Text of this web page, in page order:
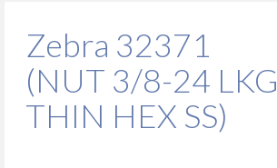
Zebra 32371
(NUT 3/8-24 LKG
THIN HEX SS)